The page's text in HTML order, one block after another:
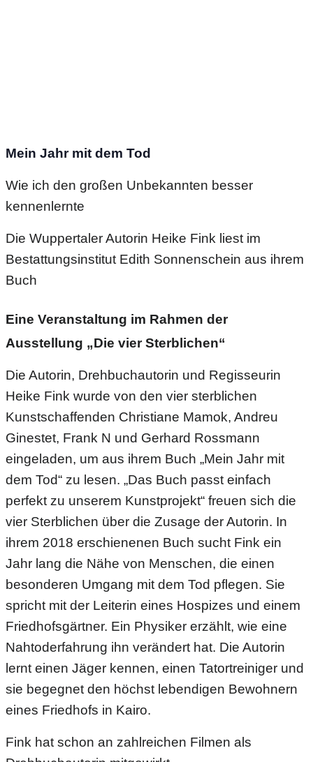
Mein Jahr mit dem Tod
Wie ich den großen Unbekannten besser
kennenlernte
Die Wuppertaler Autorin Heike Fink liest im
Bestattungsinstitut Edith Sonnenschein aus ihrem
Buch
Eine Veranstaltung im Rahmen der
Ausstellung „Die vier Sterblichen“
Die Autorin, Drehbuchautorin und Regisseurin
Heike Fink wurde von den vier sterblichen
Kunstschaffenden Christiane Mamok, Andreu
Ginestet, Frank N und Gerhard Rossmann
eingeladen, um aus ihrem Buch „Mein Jahr mit
dem Tod“ zu lesen. „Das Buch passt einfach
perfekt zu unserem Kunstprojekt“ freuen sich die
vier Sterblichen über die Zusage der Autorin. In
ihrem 2018 erschienenen Buch sucht Fink ein
Jahr lang die Nähe von Menschen, die einen
besonderen Umgang mit dem Tod pflegen. Sie
spricht mit der Leiterin eines Hospizes und einem
Friedhofsgärtner. Ein Physiker erzählt, wie eine
Nahtoderfahrung ihn verändert hat. Die Autorin
lernt einen Jäger kennen, einen Tatortreiniger und
sie begegnet den höchst lebendigen Bewohnern
eines Friedhofs in Kairo.
Fink hat schon an zahlreichen Filmen als